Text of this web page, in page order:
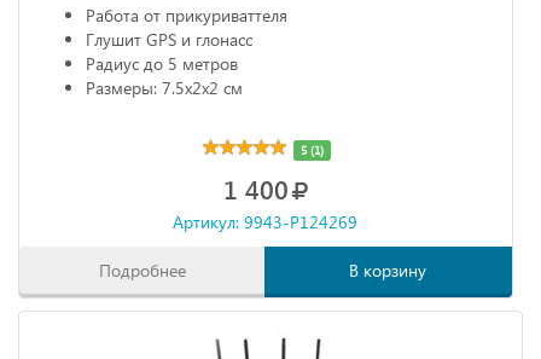
Работа от прикуриваттеля
Глушит GPS и глонасс
Радиус до 5 метров
Размеры: 7.5х2х2 см
5 (1)
1 400
Артикул: 9943-P124269
Подробнее В корзину